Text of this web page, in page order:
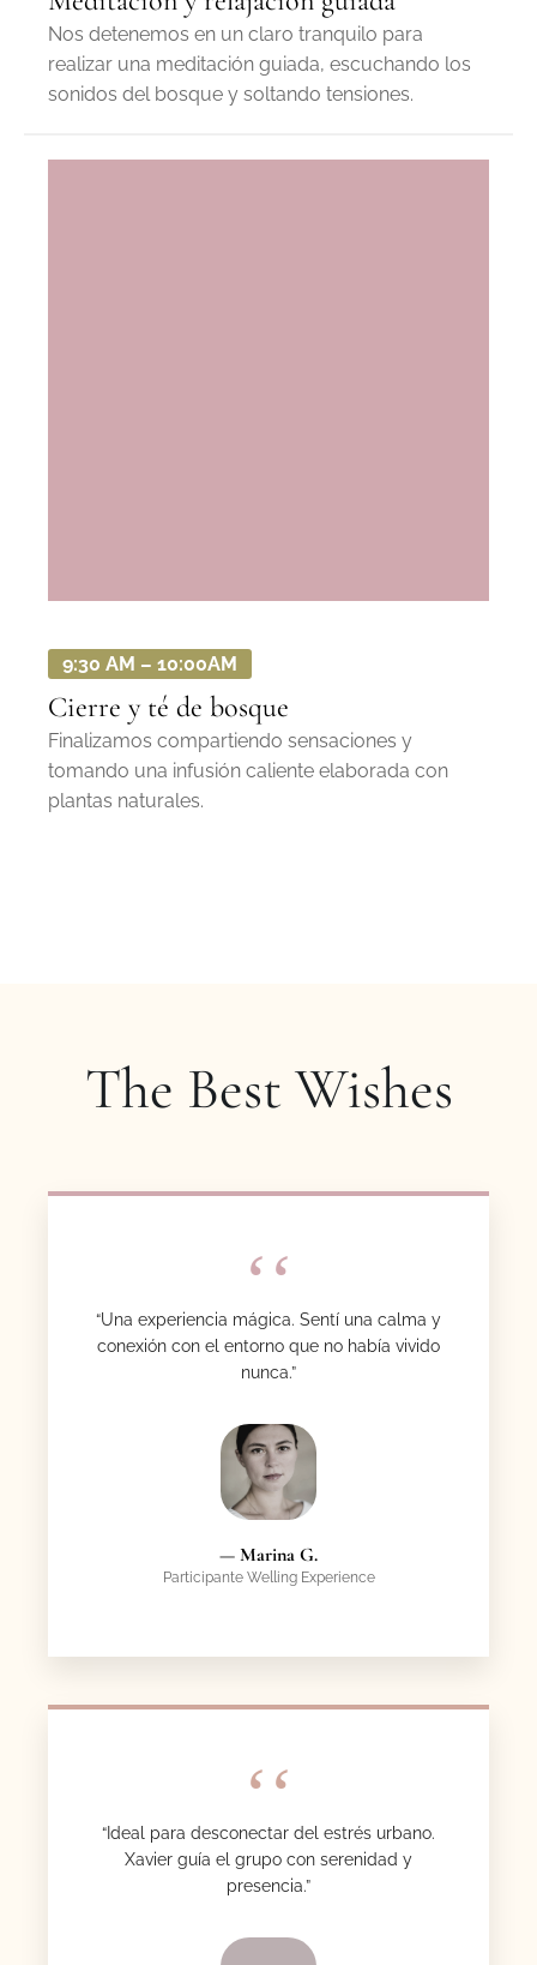
Nos detenemos en un claro tranquilo para
realizar una meditación guiada, escuchando los
sonidos del bosque y soltando tensiones.
9:30 AM – 10:00AM
Cierre y té de bosque
Finalizamos compartiendo sensaciones y
tomando una infusión caliente elaborada con
plantas naturales.
The Best Wishes
“Una experiencia mágica. Sentí una calma y
conexión con el entorno que no había vivido
nunca.”
— Marina G.
Participante Welling Experience
“Ideal para desconectar del estrés urbano.
Xavier guía el grupo con serenidad y
presencia.”